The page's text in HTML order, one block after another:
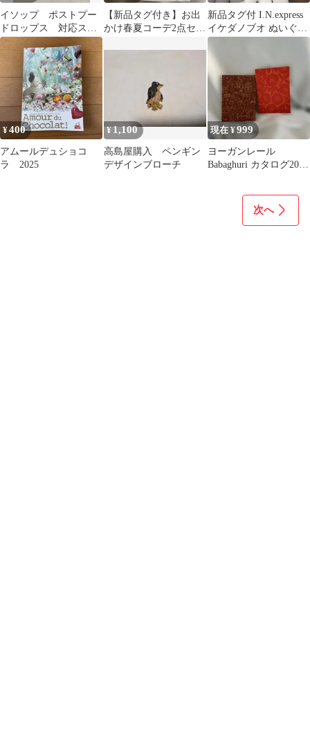
イソップ ポストプー
ドロップス 対応スポ
イト単品 2個セット
【新品タグ付き】お出
かけ春夏コーデ2点セッ
新品タグ付 I.N.express
イケダノブオ ぬいぐる
み 高島屋購入
¥400
アムールデュショコ
ラ 2025
¥1,100
高島屋購入 ペンギン
デザインブローチ
現在 ¥999
ヨーガンレール
Babaghuri カタログ2026
次へ